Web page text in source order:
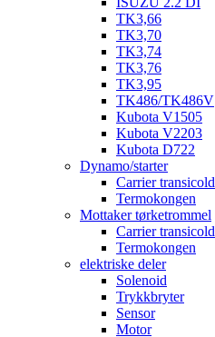
TK3,66
TK3,70
TK3,74
TK3,76
TK3,95
TK486/TK486V
Kubota V1505
Kubota V2203
Kubota D722
Dynamo/starter
Carrier transicold
Termokongen
Mottaker tørketrommel
Carrier transicold
Termokongen
elektriske deler
Solenoid
Trykkbryter
Sensor
Motor